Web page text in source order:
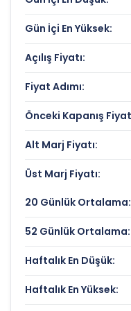
ENKA INSAAT
Seviyeler
Bugün Gördüğü En
Son 1 Yılın Zirvesi:
Son 1 Yılın Dibi:
Gün İçi En Yüksek:
Açılış Fiyatı:
Fiyat Adımı:
Önceki Kapanış
Alt Marj Fiyatı:
Üst Marj Fiyatı:
20 Günlük Ortalama:
52 Günlük Ortalama:
Haftalık En Düşük:
Haftalık En Yüksek: